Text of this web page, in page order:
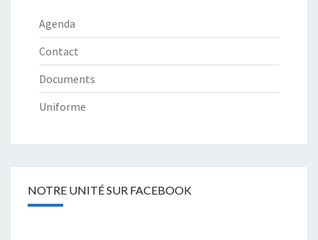
Agenda
Contact
Documents
Uniforme
NOTRE UNITÉ SUR FACEBOOK